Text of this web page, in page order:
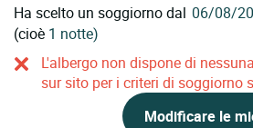
Ha scelto un soggiorno dal
(cioè 1 notte)
L'albergo non dispone di
sur sito per i criteri di soggiorno
Modificare le